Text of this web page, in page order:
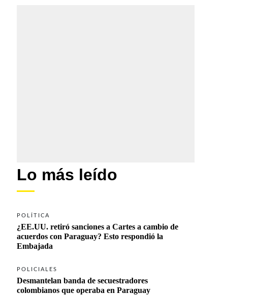
Lo más leído
POLÍTICA
¿EE.UU. retiró sanciones a Cartes a cambio de
acuerdos con Paraguay? Esto respondió la
Embajada
POLICIALES
Desmantelan banda de secuestradores
colombianos que operaba en Paraguay